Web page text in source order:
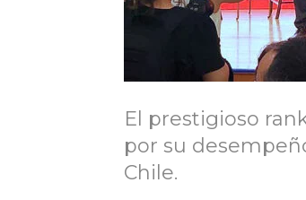
El prestigioso
por su
Chile.